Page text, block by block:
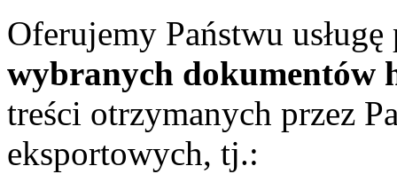
Oferujemy Państwu
wybranych dokumentów
treści otrzymanych przez
eksportowych, tj.: